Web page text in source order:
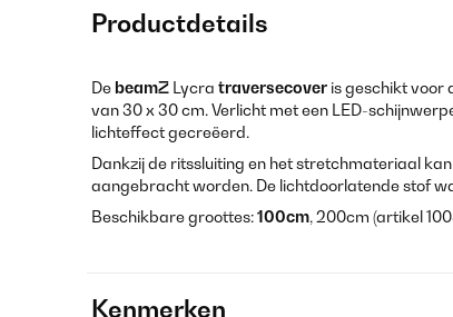
Productdetails
De beamZ Lycra traversecover is geschikt voor
van 30 x 30 cm. Verlicht met een LED-
lichteffect gecreëerd.
Dankzij de ritssluiting en het stretchmateriaal
aangebracht worden. De lichtdoorlatende stof
Beschikbare groottes:100cm, 200cm (artikel
Kenmerken